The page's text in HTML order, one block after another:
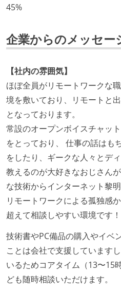
技術カルチャー
経営トップがエンジニア
アである
Slack等で、最新技術の良
している
開発メンバーの裁量
設計・実装から運用まで
ロントエンド、バックエ
の境界を超えて、個人が
いく姿勢が根付いている
ユーザーのニーズや課題
る
1年以内に、技術負債を
や、古くなったツールの
トムアップで実施されたこ
45%
企業からのメッセー
【社内の雰囲気】
ほぼ全員がリモートワークな
境を敷いており、リモートと
となっております。
常設のオープンボイスチャッ
をとっており、 仕事の話はも
をしたり、ギークな人々とデ
教えるのが大好きなおじさん
な技術からインターネット黎
リモートワークによる孤独感
超えて相談しやすい環境です！
技術書やPC備品の購入やイベ
ことは会社で支援しています
いるためコアタイム（13〜15
ども随時相談いただけます。